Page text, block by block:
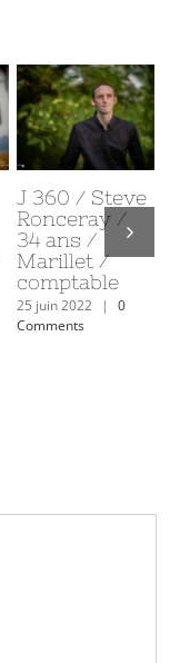
J 360 / Steve
Ronceray /
34 ans /
/
comptable
juin 2022 | 0
J
ans /